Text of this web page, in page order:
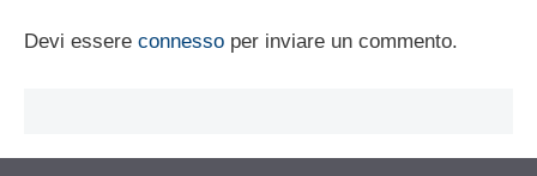
Devi essere connesso per inviare un commento.